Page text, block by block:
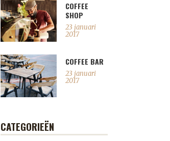
COFFEE
SHOP
23 januari
2017
COFFEE BAR
23 januari
2017
CATEGORIEËN